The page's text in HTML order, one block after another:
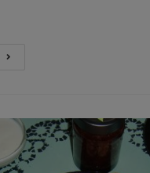
Kinderliebling